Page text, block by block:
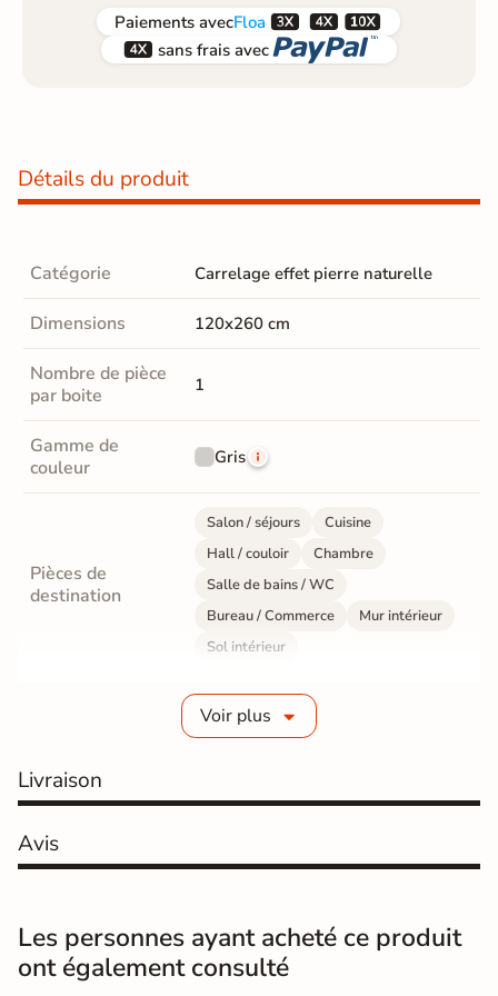
Paiements avecFloa  
 sans frais avec 
Détails du produit
Catégorie Carrelage effet pierre naturelle
Dimensions 120x260 cm
Nombre de pièce
par boite
1
Gamme de
couleur
Gris
Pièces de
destination
Salon / séjours
Cuisine
Hall / couloir
Chambre
Salle de bains / WC
Bureau / Commerce
Mur intérieur
Sol intérieur
Grès cérame émaillé
Résistance à
Gr4 - Très résistant
Masse colorée Oui
rectifié
Finition Mate
Voir plus
Livraison
Avis
Les personnes ayant acheté ce produit
ont également consulté